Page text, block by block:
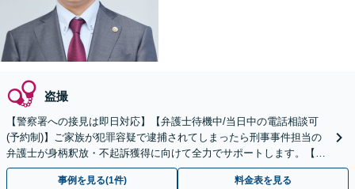
盗撮
【警察署への接見は即日対応】【弁護士待機中/当日中の電話相談可
(予約制)】ご家族が犯罪容疑で逮捕されてしまったら刑事事件担当の
弁護士が身柄釈放・不起訴獲得に向けて全力でサポートします。【毎
月100名以上の相談実績】【全国対応】
事例を見る(1件) 料金表を見る